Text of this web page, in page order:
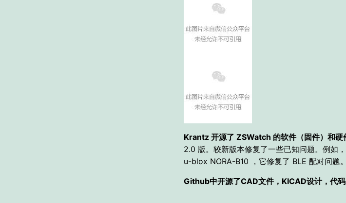
Krantz 开源了 ZSWatch 的软件（固件）和硬
2.0 版。较新版本修复了一些已知问题。例如
u-blox NORA-B10 ，它修复了 BLE 配对问题。
Github中开源了CAD文件，KICAD设计，代码